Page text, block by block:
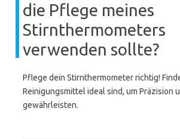
die Pflege meines
Stirnthermometers
verwenden sollte?
Pflege dein Stirnthermometer richtig!
Reinigungsmittel ideal sind, um Präzision
gewährleisten.